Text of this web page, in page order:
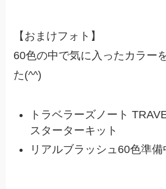
【おまけフォト】
60色の中で気に入ったカラー
た(^^)
トラベラーズノート
スターターキット
リアルブラッシュ60色準備